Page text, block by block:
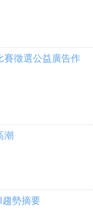
賽徵選公益廣告作
潮
趨勢摘要